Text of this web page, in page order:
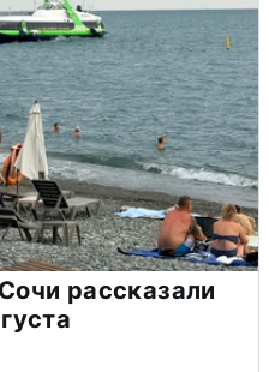
рассказали